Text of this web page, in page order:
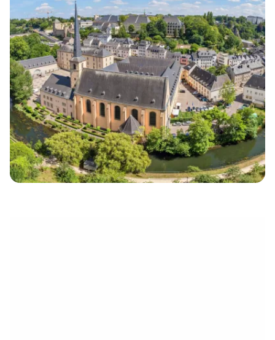
Pokračovať s e-mailom